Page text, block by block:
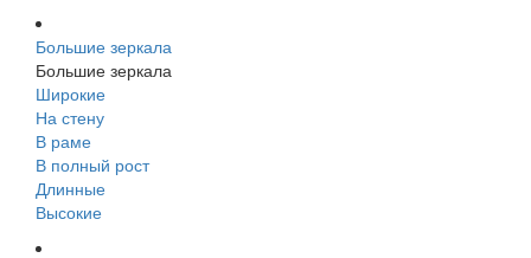
Большие зеркала
Большие зеркала
Широкие
На стену
В раме
В полный рост
Длинные
Высокие